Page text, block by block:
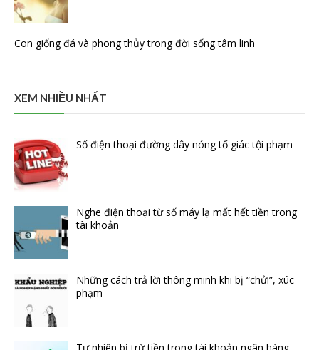
Con giống đá và phong thủy trong đời sống tâm linh
XEM NHIỀU NHẤT
Số điện thoại đường dây nóng tố giác tội phạm
Nghe điện thoại từ số máy lạ mất hết tiền trong
tài khoản
Những cách trả lời thông minh khi bị “chửi”, xúc
phạm